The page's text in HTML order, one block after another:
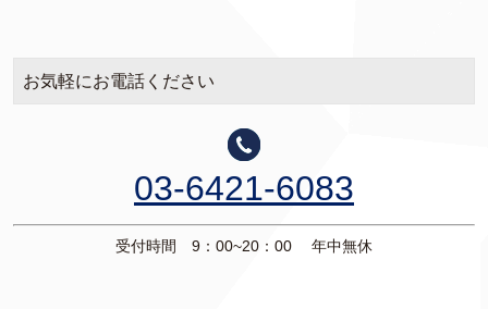
お気軽にお電話ください
03-6421-6083
受付時間 9：00~20：00 年中無休